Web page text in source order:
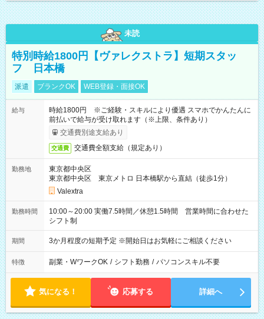
未読
特別時給1800円【ヴァレクストラ】短期スタッ
フ 日本橋
派遣 ブランクOK WEB登録・面接OK
給与
時給1800円 ※ご経験・スキルにより優遇 スマホでかんたんに
前払いで給与が受け取れます（※上限、条件あり）
交通費別途支給あり
交通費 交通費全額支給（規定あり）
勤務地
東京都中央区
東京都中央区 東京メトロ 日本橋駅から直結（徒歩1分）
Valextra
勤務時間
10:00～20:00 実働7.5時間／休憩1.5時間 営業時間に合わせた
シフト制
期間 3か月程度の短期予定 ※開始日はお気軽にご相談ください
特徴 副業・WワークOK / シフト勤務 / パソコンスキル不要
気になる！ 応募する 詳細へ